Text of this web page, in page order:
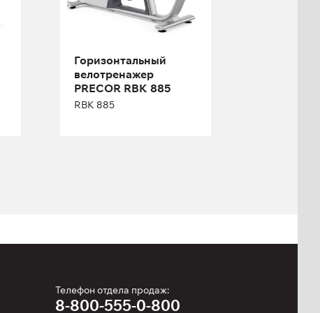
Горизонтальный
велотренажер
PRECOR RBK 885
RBK 885
Длина:
170 см
Ширина:
Телефон отдела продаж:
8-800-555-0-800